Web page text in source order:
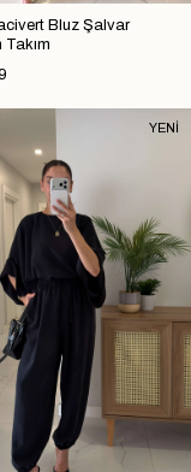
Bluz Şalvar
YENİ